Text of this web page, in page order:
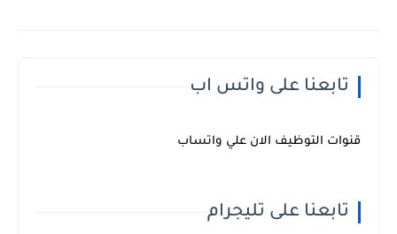
تابعنا على واتس اب
قنوات التوظيف الان علي واتساب
تابعنا على تليجرام